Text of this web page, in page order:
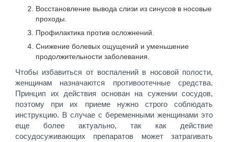
Восстановление вывода слизи из синусов в носовые
проходы.
Профилактика против осложнений.
Снижение болевых ощущений и уменьшение
продолжительности заболевания.
Чтобы избавиться от воспалений в носовой полости,
женщинам назначаются противоотечные средства.
Принцип их действия основан на сужении сосудов,
поэтому при их приеме нужно строго соблюдать
инструкцию. В случае с беременными женщинами это
еще более актуально, так как действие
сосудосуживающих препаратов может затрагивать